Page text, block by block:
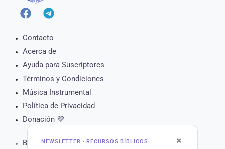
×
NEWSLETTER · RECURSOS BÍBLICOS
Contacto
Acerca de
Ayuda para Suscriptores
Términos y Condiciones
Música Instrumental
Política de Privacidad
Donación 💜
Biblia Online